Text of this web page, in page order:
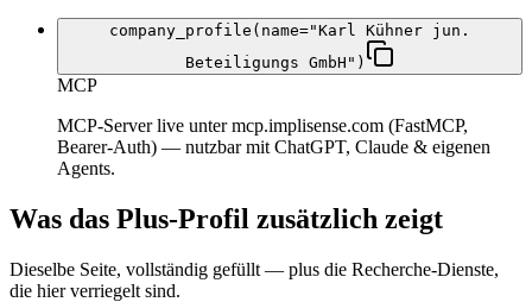
company_profile(name="Karl Kühner jun.
Beteiligungs GmbH")
MCP
MCP-Server live unter mcp.implisense.com (FastMCP,
Bearer-Auth) — nutzbar mit ChatGPT, Claude & eigenen
Agents.
Was das Plus-Profil zusätzlich zeigt
Dieselbe Seite, vollständig gefüllt — plus die Recherche-Dienste,
die hier verriegelt sind.